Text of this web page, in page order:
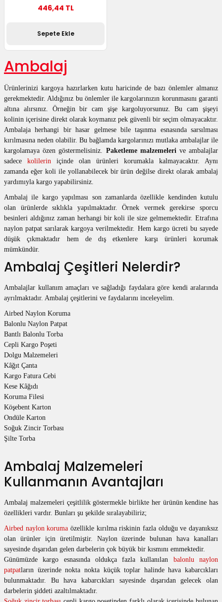
Kutuları
Kutuları
Masura Kapaklı
Kutular
446,44 TL
Sepete Ekle
Ambalaj
Ürünlerinizi kargoya hazırlarken kutu haricinde de bazı önlemler almanız
gerekmektedir. Aldığınız bu önlemler ile kargolarınızın korunmasını garanti
altına alırsınız. Örneğin bir cam şişe kargoluyorsunuz. Bu cam şişeyi
kolinin içerisine direkt olarak koymanız pek güvenli bir seçim olmayacaktır.
Ambalaja herhangi bir hasar gelmese bile taşınma esnasında sarsılması
kırılmasına neden olabilir. Bu bağlamda kargolarınızı mutlaka ambalajlar ile
kargolamaya özen göstermelisiniz. Paketleme malzemelerive ambalajlar
sadece kolilerin içinde olan ürünleri korumakla kalmayacaktır. Aynı
zamanda eğer koli ile yollanabilecek bir ürün değilse direkt olarak ambalaj
yardımıyla kargo yapabilirsiniz.
Ambalaj ile kargo yapılması son zamanlarda özellikle kendinden kutulu
olan ürünlerde sıklıkla yapılmaktadır. Örnek vermek gerekirse sporcu
besinleri aldığınız zaman herhangi bir koli ile size gelmemektedir. Etrafına
naylon patpat sarılarak kargoya verilmektedir. Hem kargo ücreti bu sayede
düşük çıkmaktadır hem de dış etkenlere karşı ürünleri korumak
mümkündür.
Ambalaj Çeşitleri Nelerdir?
Ambalajlar kullanım amaçları ve sağladığı faydalara göre kendi aralarında
ayrılmaktadır. Ambalaj çeşitlerini ve faydalarını inceleyelim.
Airbed Naylon Koruma
Balonlu Naylon Patpat
Bantlı Balonlu Torba
Cepli Kargo Poşeti
Dolgu Malzemeleri
Kâğıt Çanta
Kargo Fatura Cebi
Kese Kâğıdı
Koruma Filesi
Köşebent Karton
Ondüle Karton
Soğuk Zincir Torbası
Şilte Torba
Ambalaj Malzemeleri
Kullanmanın Avantajları
Ambalaj malzemeleri çeşitlilik göstermekle birlikte her ürünün kendine has
özellikleri vardır. Bunları şu şekilde sıralayabiliriz;
Airbed naylon koruma özellikle kırılma riskinin fazla olduğu ve dayanıksız
olan ürünler için üretilmiştir. Naylon üzerinde bulunan hava kanalları
sayesinde dışarıdan gelen darbelerin çok büyük bir kısmını emmektedir.
Günümüzde kargo esnasında oldukça fazla kullanılan balonlu naylon
patpatların üzerinde nokta nokta küçük toplar halinde hava kabarcıkları
bulunmaktadır. Bu hava kabarcıkları sayesinde dışarıdan gelecek olan
darbelerin şiddeti azaltılmaktadır.